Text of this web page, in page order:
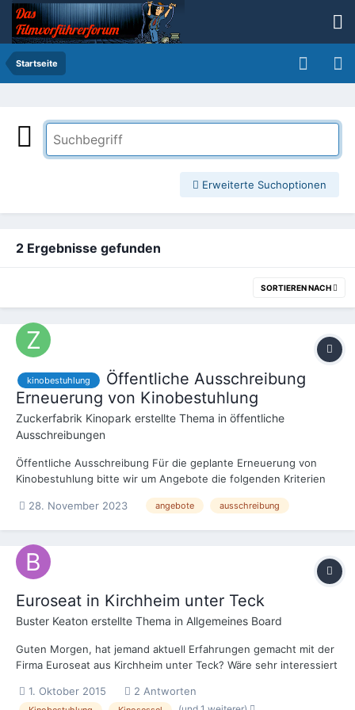
Startseite
Erweiterte Suchoptionen
2 Ergebnisse gefunden
SORTIEREN NACH
kinobestuhlung
Öffentliche Ausschreibung
Erneuerung von Kinobestuhlung
Zuckerfabrik Kinopark erstellte Thema in öffentliche
Ausschreibungen
Öffentliche Ausschreibung Für die geplante Erneuerung von
Kinobestuhlung bitte wir um Angebote die folgenden Kriterien
x Luxuriöse Kinosessel (Vergleichsmodell King Best,
28. November 2023 angebote ausschreibung
Euroseat in Kirchheim unter Teck
Buster Keaton erstellte Thema in Allgemeines Board
Guten Morgen, hat jemand aktuell Erfahrungen gemacht mit der
Firma Euroseat aus Kirchheim unter Teck? Wäre sehr interessiert
1. Oktober 2015
2 Antworten